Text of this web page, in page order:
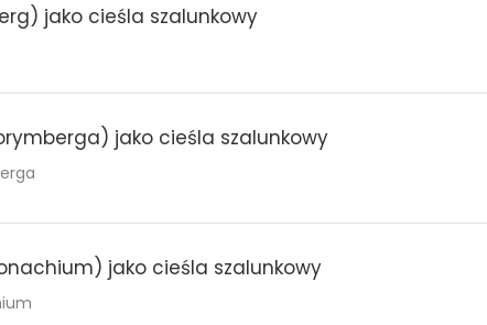
jako cieśla szalunkowy
jako cieśla szalunkowy
jako cieśla szalunkowy